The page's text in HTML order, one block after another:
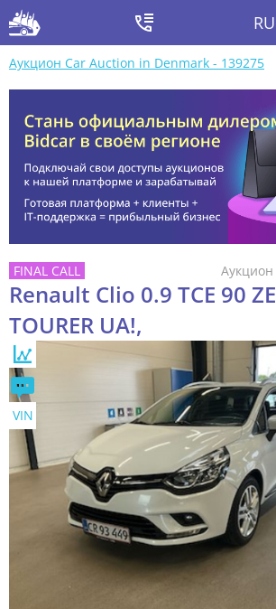
RU
Аукцион Car Auction in Denmark - 139275
Аукцион
Renault Clio 0.9 TCE 90
TOURER UA!,
VIN